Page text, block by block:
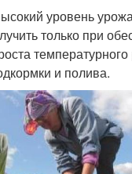
уровень
только при
и полива.